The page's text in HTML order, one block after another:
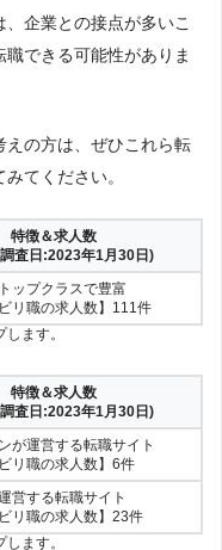
企業との接点が多いこ
できる可能性がありま
えの方は、ぜひこれら転
てください。
特徴＆求人数
査日:2023年1月30日)
ップクラスで豊富
リ職の求人数】111件
ます。
特徴＆求人数
査日:2023年1月30日)
が運営する転職サイト
リ職の求人数】6件
営する転職サイト
リ職の求人数】23件
ます。